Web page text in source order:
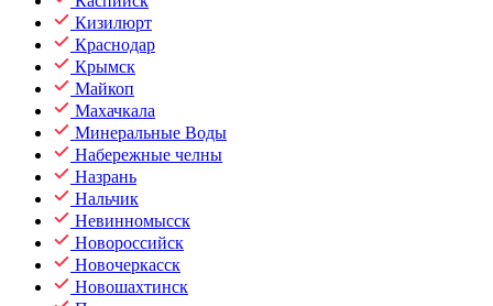
Кизилюрт
Краснодар
Крымск
Майкоп
Махачкала
Минеральные Воды
Набережные челны
Назрань
Нальчик
Невинномысск
Новороссийск
Новочеркасск
Новошахтинск